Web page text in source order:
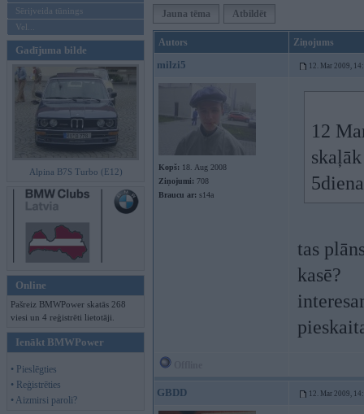
Sērijveida tūnings
Vel...
Gadījuma bilde
Alpina B7S Turbo (E12)
Online
Pašreiz BMWPower skatās 268
viesi un 4 reģistrēti lietotāji.
Ienākt BMWPower
• Pieslēgties
• Reģistrēties
• Aizmirsi paroli?
Jauna tēma Atbildēt
Autors Ziņojums
milzi5 12. Mar 2009,
Kopš: 18. Aug 2008
Ziņojumi: 708
Braucu ar: s14a
12
tas
kasē?
GBDD 12. Mar 2009,